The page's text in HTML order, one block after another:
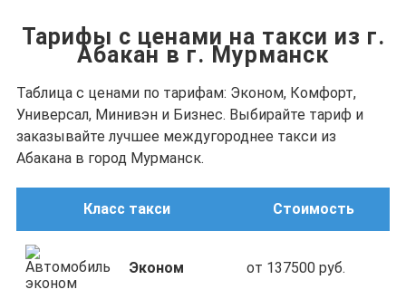
Тарифы с ценами на такси из г.
Абакан в г. Мурманск
Таблица с ценами по тарифам: Эконом, Комфорт,
Универсал, Минивэн и Бизнес. Выбирайте тариф и
заказывайте лучшее междугороднее такси из
Абакана в город Мурманск.
Класс такси Стоимость
Эконом от 137500 руб.